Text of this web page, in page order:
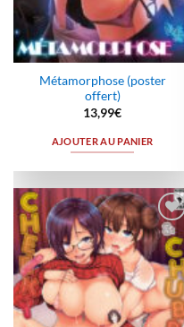
Métamorphose (poster
offert)
13,99€
AJOUTER AU PANIER
Ajouter
à la
wishlist